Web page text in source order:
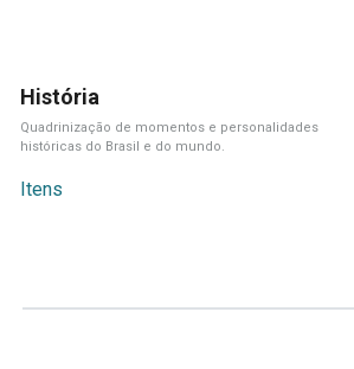
História
Quadrinização de momentos e personalidades
históricas do Brasil e do mundo.
Itens